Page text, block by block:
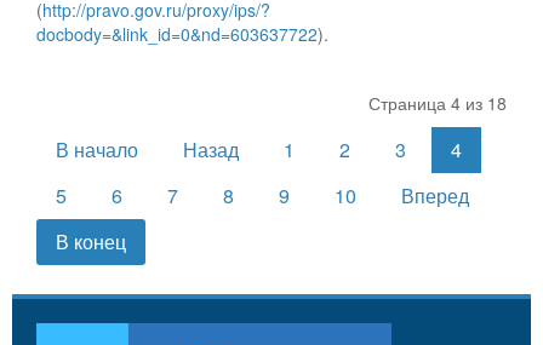
(http://pravo.gov.ru/proxy/ips/?
docbody=&link_id=0&nd=603637722).
Страница 4 из 18
В начало Назад 1 2 3
4
5
6 7 8 9 10
Вперед
В конец